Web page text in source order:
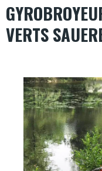
VERTS